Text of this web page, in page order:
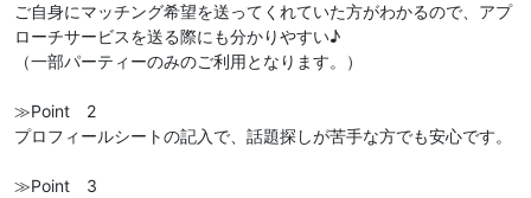
ご自身にマッチング希望を送ってくれていた方がわかるので、アプ
ローチサービスを送る際にも分かりやすい♪
（一部パーティーのみのご利用となります。）
≫Point 2
プロフィールシートの記入で、話題探しが苦手な方でも安心です。
≫Point 3